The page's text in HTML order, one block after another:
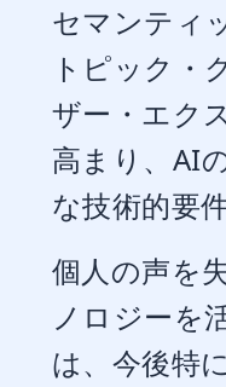
セマンティ
トピック・
ザー・エク
高まり、AI
な技術的要
個人の声を
ノロジーを
は、今後特